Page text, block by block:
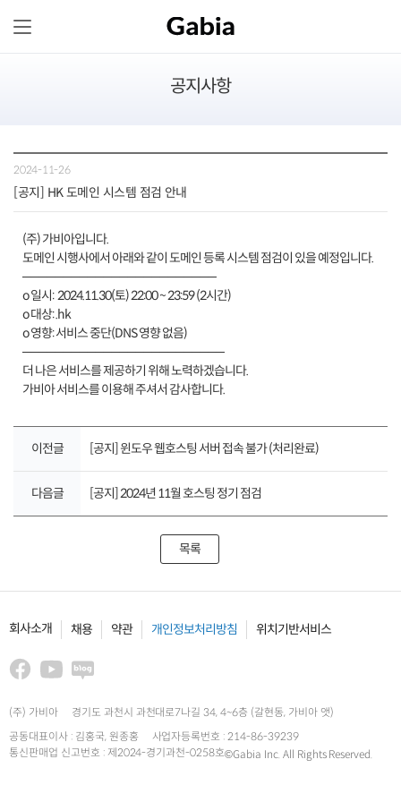
공지사항
2024-11-26
[공지] HK 도메인 시스템 점검 안내
(주) 가비아입니다.
도메인 시행사에서 아래와 같이 도메인 등록 시스템 점검이 있을 예정입니다.
────────────────────────
o 일시: 2024.11.30(토) 22:00 ~ 23:59 (2시간)
o 대상: .hk
o 영향: 서비스 중단(DNS 영향 없음)
─────────────────────────
더 나은 서비스를 제공하기 위해 노력하겠습니다.
가비아 서비스를 이용해 주셔서 감사합니다.
이전글 [공지] 윈도우 웹호스팅 서버 접속 불가 (처리완료)
다음글 [공지] 2024년 11월 호스팅 정기 점검
목록
회사소개 채용 약관 개인정보처리방침 위치기반서비스
(주) 가비아
경기도 과천시 과천대로7나길 34, 4~6층 (갈현동, 가비아 앳)
공동대표이사 : 김홍국, 원종홍
사업자등록번호 : 214-86-39239
통신판매업 신고번호 : 제2024-경기과천-0258호©Gabia Inc. All Rights Reserved.